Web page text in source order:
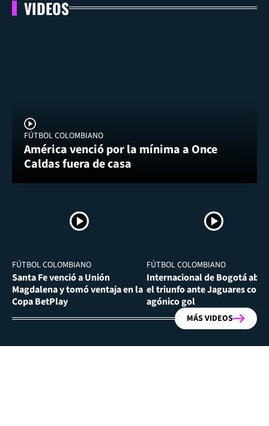
VIDEOS
FÚTBOL COLOMBIANO
América venció por la mínima a Once
Caldas fuera de casa
FÚTBOL COLOMBIANO
Santa Fe venció a Unión
Magdalena y tomó ventaja en la
Copa BetPlay
FÚTBOL COLOMBIANO
Internacional de Bogotá
el triunfo ante Jaguares con
agónico gol
MÁS VIDEOS